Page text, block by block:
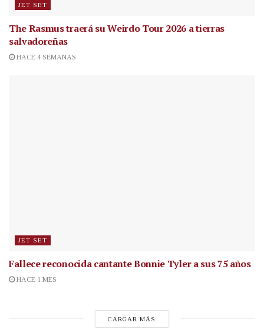
JET SET
The Rasmus traerá su Weirdo Tour 2026 a tierras
salvadoreñas
HACE 4 SEMANAS
JET SET
Fallece reconocida cantanteBonnie Tyler a sus 75 años
HACE 1 MES
CARGAR MÁS